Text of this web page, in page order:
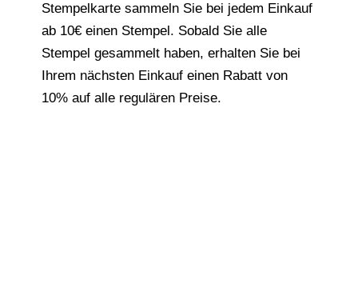
Stempelkarte sammeln Sie bei jedem Einkauf
ab 10€ einen Stempel. Sobald Sie alle
Stempel gesammelt haben, erhalten Sie bei
Ihrem nächsten Einkauf einen Rabatt von
10% auf alle regulären Preise.